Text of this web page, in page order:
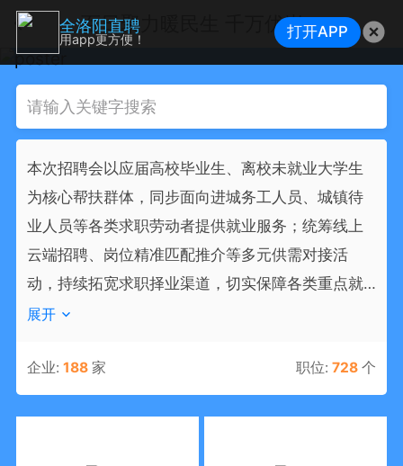
百日聚力暖民生 千万优岗线上汇——2026年涧西区百日千万招聘专项线上招聘会
本次招聘会以应届高校毕业生、离校未就业大学生
为核心帮扶群体，同步面向进城务工人员、城镇待
业人员等各类求职劳动者提供就业服务；统筹线上
云端招聘、岗位精准匹配推介等多元供需对接活
动，持续拓宽求职择业渠道，切实保障各类重点就
业群体实现充分、稳定就业。
展开
企业:188 家 职位: 728个
全洛阳直聘
用app更方便！ 打开APP